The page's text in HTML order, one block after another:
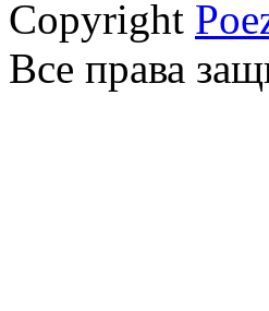
Copyright
Все права